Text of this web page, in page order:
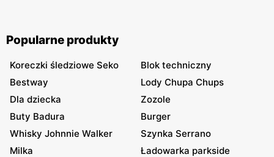
Popularne produkty
Koreczki śledziowe Seko
Blok techniczny
Bestway
Lody Chupa Chups
Dla dziecka
Zozole
Buty Badura
Burger
Whisky Johnnie Walker
Szynka Serrano
Milka
Ładowarka parkside